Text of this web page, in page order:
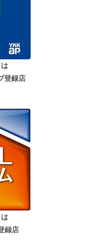
登録店
録店